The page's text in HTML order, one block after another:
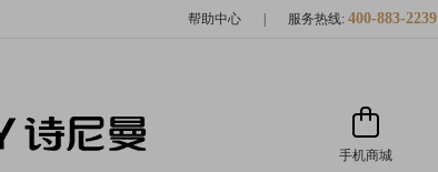
帮助中心 服务热线: 400-883-2239
手机商城